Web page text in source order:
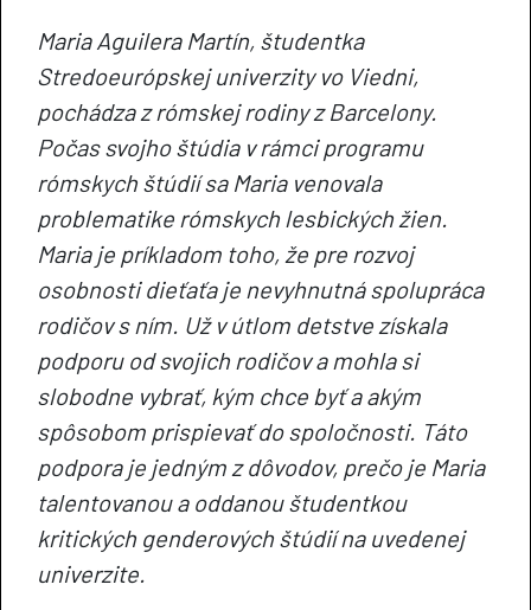
Maria Aguilera Martín, študentka
Stredoeurópskej univerzity vo Viedni,
pochádza z rómskej rodiny z Barcelony.
Počas svojho štúdia v rámci programu
rómskych štúdií sa Maria venovala
problematike rómskych lesbických žien.
Maria je príkladom toho, že pre rozvoj
osobnosti dieťaťa je nevyhnutná spolupráca
rodičov s ním. Už v útlom detstve získala
podporu od svojich rodičov a mohla si
slobodne vybrať, kým chce byť a akým
spôsobom prispievať do spoločnosti. Táto
podpora je jedným z dôvodov, prečo je Maria
talentovanou a oddanou študentkou
kritických genderových štúdií na uvedenej
univerzite.